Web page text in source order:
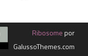
Ribosomepor
GalussoThemes.com